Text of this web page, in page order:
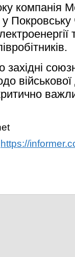
компанія
https://